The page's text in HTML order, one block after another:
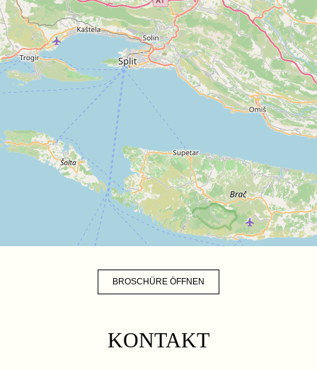
BROSCHÜRE ÖFFNEN
KONTAKT